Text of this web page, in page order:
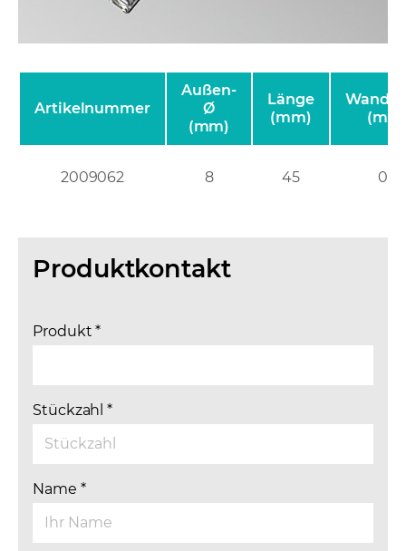
Artikelnummer
Außen-
Ø
(mm)
Länge
(mm)
2009062 8 45 0,5
Produktkontakt
Produkt*
Stückzahl*
Name *